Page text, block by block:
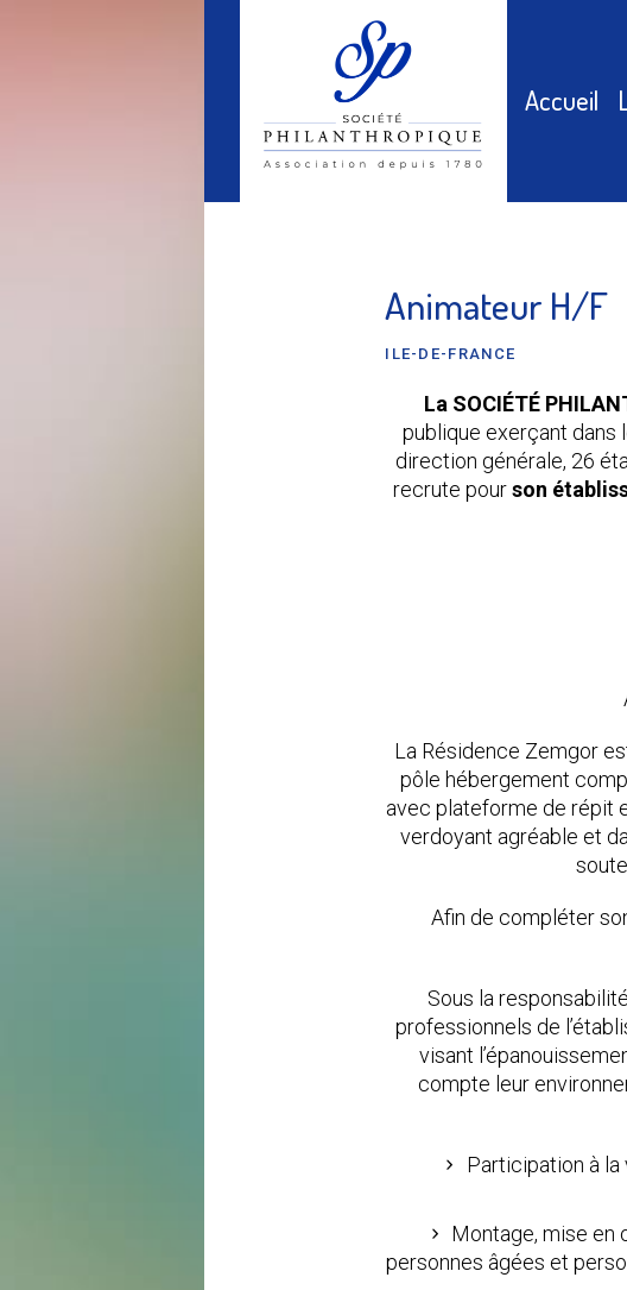
Accueil
Animateur H/F
ILE-DE-FRANCE
La SOCIÉTÉ
publique exerçant dans
direction générale, 26
recrute pourson
La Résidence Zemgor
pôle hébergement
avec plateforme de répit
verdoyant agréable et
Afin de compléter
Sous la
professionnels de
visant
compte leur
Participation à la
Montage, mise en
personnes âgées et